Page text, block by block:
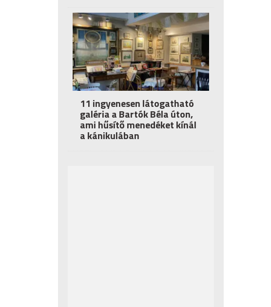
11 ingyenesen látogatható
galéria a Bartók Béla úton,
ami hűsítő menedéket kínál
a kánikulában